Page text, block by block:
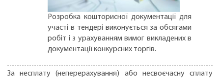
Розробка кошторисної документації для
участі в тендері виконується за обсягами
робіт і з урахуванням вимог викладених в
документації конкурсних торгів.
За несплату (неперерахування) або несвоєчасну сплату